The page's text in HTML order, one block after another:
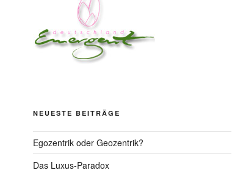
NEUESTE BEITRÄGE
Egozentrik oder Geozentrik?
Das Luxus-Paradox